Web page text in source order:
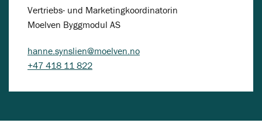
Vertriebs- und Marketingkoordinatorin
Moelven Byggmodul AS
hanne.synslien@moelven.no
+47 418 11 822